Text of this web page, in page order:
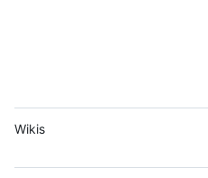
Wikis